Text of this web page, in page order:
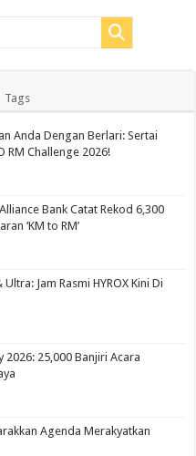
Tags
Anda Dengan Berlari: Sertai
RM Challenge 2026!
Bank Catat Rekod 6,300
‘KM to RM’
Jam Rasmi HYROX Kini Di
2026: 25,000 Banjiri Acara
Agenda Merakyatkan